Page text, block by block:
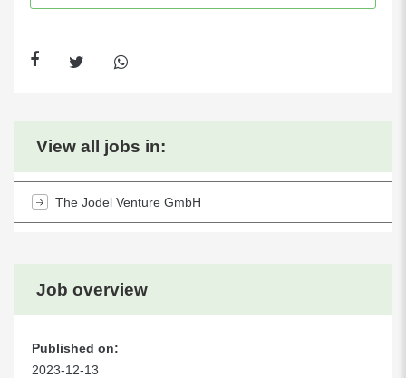
Job overview
Published on:
2023-12-13
View all jobs in:
The Jodel Venture GmbH